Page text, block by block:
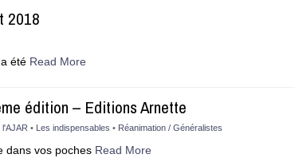
2018
été Read More
édition – Editions Arnette
l'AJAR • Les indispensables • Réanimation / Généralistes
dans vos poches Read More